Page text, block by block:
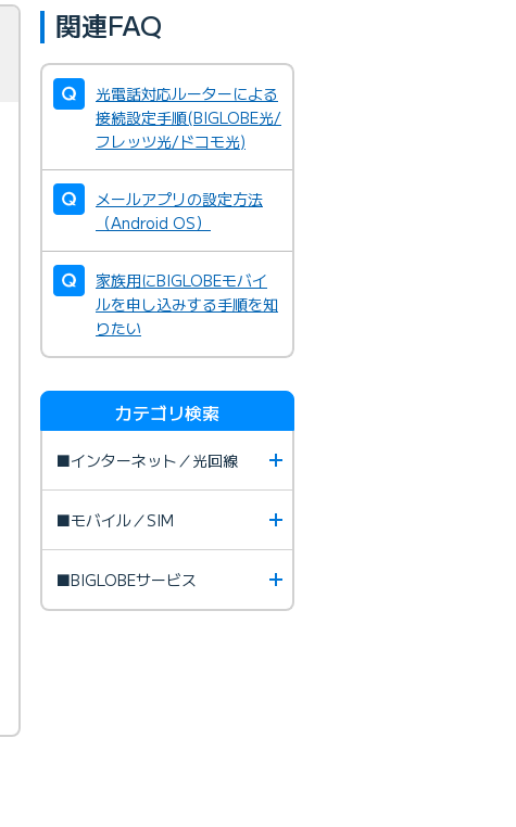
関連FAQ
光電話対応ルーターによる
接続設定手順(BIGLOBE光/
フレッツ光/ドコモ光)
メールアプリの設定方法
（Android OS）
家族用にBIGLOBEモバイ
ルを申し込みする手順を知
りたい
カテゴリ検索
■インターネット／光回線
■モバイル／SIM
■BIGLOBEサービス